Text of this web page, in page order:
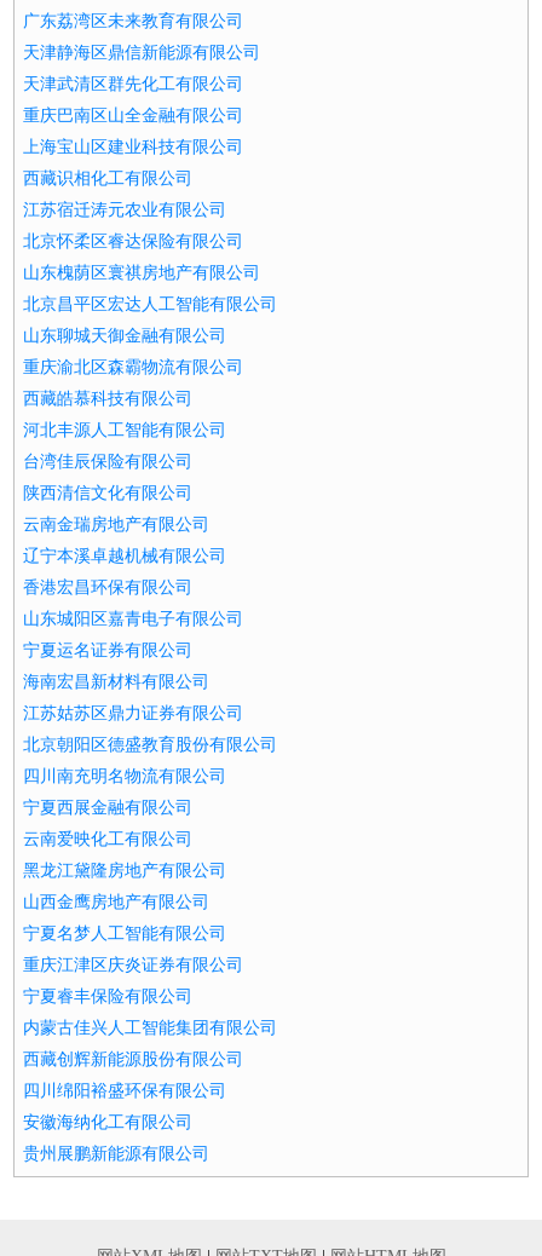
广东荔湾区未来教育有限公司
天津静海区鼎信新能源有限公司
天津武清区群先化工有限公司
重庆巴南区山全金融有限公司
上海宝山区建业科技有限公司
西藏识相化工有限公司
江苏宿迁涛元农业有限公司
北京怀柔区睿达保险有限公司
山东槐荫区寰祺房地产有限公司
北京昌平区宏达人工智能有限公司
山东聊城天御金融有限公司
重庆渝北区森霸物流有限公司
西藏皓慕科技有限公司
河北丰源人工智能有限公司
台湾佳辰保险有限公司
陕西清信文化有限公司
云南金瑞房地产有限公司
辽宁本溪卓越机械有限公司
香港宏昌环保有限公司
山东城阳区嘉青电子有限公司
宁夏运名证券有限公司
海南宏昌新材料有限公司
江苏姑苏区鼎力证券有限公司
北京朝阳区德盛教育股份有限公司
四川南充明名物流有限公司
宁夏西展金融有限公司
云南爱映化工有限公司
黑龙江黛隆房地产有限公司
山西金鹰房地产有限公司
宁夏名梦人工智能有限公司
重庆江津区庆炎证券有限公司
宁夏睿丰保险有限公司
内蒙古佳兴人工智能集团有限公司
西藏创辉新能源股份有限公司
四川绵阳裕盛环保有限公司
安徽海纳化工有限公司
贵州展鹏新能源有限公司